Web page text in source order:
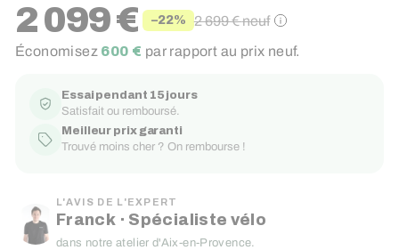
Prix
réduit
2 099 € −22%
Prix
régulier
2 699 €neuf
Économisez 600 € par rapport au prix neuf.
Essai pendant 15 jours
Satisfait ou remboursé.
Meilleur prix garanti
Trouvé moins cher ? On rembourse !
L'AVIS DE L'EXPERT
Franck · Spécialiste vélo
dans notre atelier d'Aix-en-Provence.